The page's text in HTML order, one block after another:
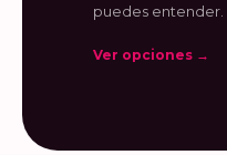
puedes entender.
Ver opciones →